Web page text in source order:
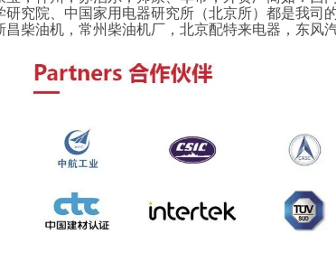
研究院、中国家用电器研究所（北京所）都是我司
昌柴油机，常州柴油机厂，北京配特来电器，东风